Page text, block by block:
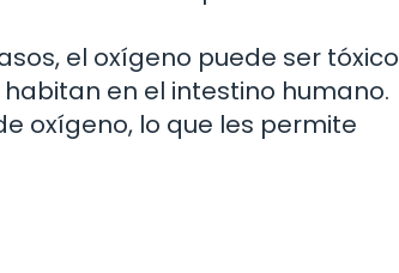
el oxígeno puede ser tóxico
en el intestino humano.
oxígeno, lo que les permite